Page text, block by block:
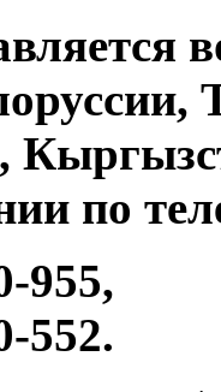
по
955,
552.